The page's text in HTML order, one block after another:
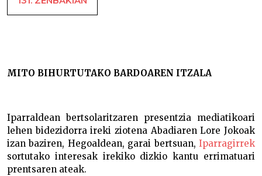
MITO BIHURTUTAKO BARDOAREN ITZALA
Iparraldean bertsolaritzaren presentzia mediatikoari
lehen bidezidorra ireki ziotena Abadiaren Lore Jokoak
izan baziren, Hegoaldean, garai bertsuan, Iparragirrek
sortutako interesak irekiko dizkio kantu errimatuari
prentsaren ateak.